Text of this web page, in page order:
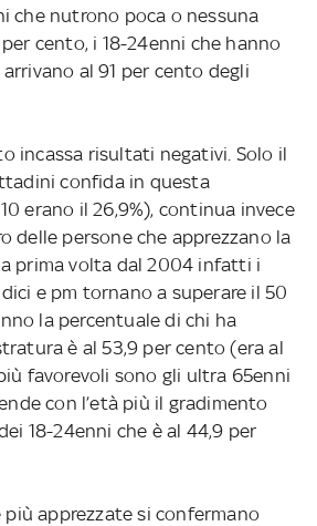
che nutrono poca o nessuna
cento, i 18-24enni che hanno
al 91 per cento degli
incassa risultati negativi. Solo il
confida in questa
erano il 26,9%), continua invece
delle persone che apprezzano la
prima volta dal 2004 infatti i
e pm tornano a superare il 50
la percentuale di chi ha
è al 53,9 per cento (era al
favorevoli sono gli ultra 65enni
con l’età più il gradimento
18-24enni che è al 44,9 per
apprezzate si confermano